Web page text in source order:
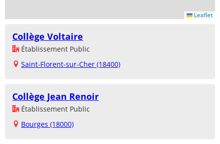
Leaflet
Collège Voltaire
Établissement Public
Saint-Florent-sur-Cher (18400)
Collège Jean Renoir
Établissement Public
Bourges (18000)